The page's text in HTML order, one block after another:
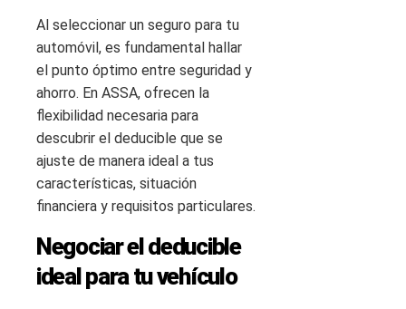
Al seleccionar un seguro para tu
automóvil, es fundamental hallar
el punto óptimo entre seguridad y
ahorro. En ASSA, ofrecen la
flexibilidad necesaria para
descubrir el deducible que se
ajuste de manera ideal a tus
características, situación
financiera y requisitos particulares.
Negociar el deducible
ideal para tu vehículo